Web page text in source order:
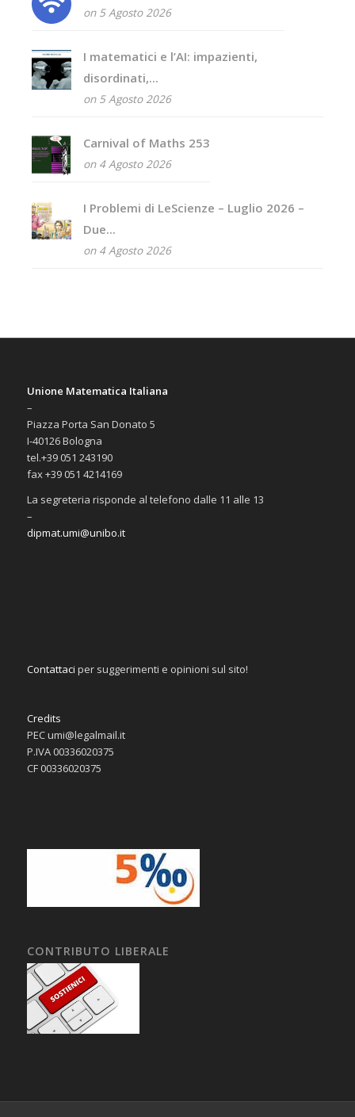
on 5 Agosto 2026
I matematici e l’AI: impazienti,
disordinati,...
on 5 Agosto 2026
Carnival of Maths 253
on 4 Agosto 2026
I Problemi di LeScienze – Luglio 2026 –
Due...
on 4 Agosto 2026
Unione Matematica Italiana
–
Piazza Porta San Donato 5
I-40126 Bologna
tel.+39 051 243190
fax +39 051 4214169
La segreteria risponde al telefono dalle 11 alle 13
–
dipmat.umi@unibo.it
Contattaci per suggerimenti e opinioni sul sito!
Credits
PEC umi@legalmail.it
P.IVA 00336020375
CF 00336020375
CONTRIBUTO LIBERALE